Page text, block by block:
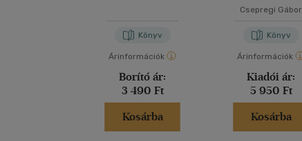
Könyv
Árinformációk
Borító ár:
3 490 Ft
Kosárba
Csepregi Gábor
Könyv
Árinformációk
Kiadói ár:
5 950 Ft
Kosárba